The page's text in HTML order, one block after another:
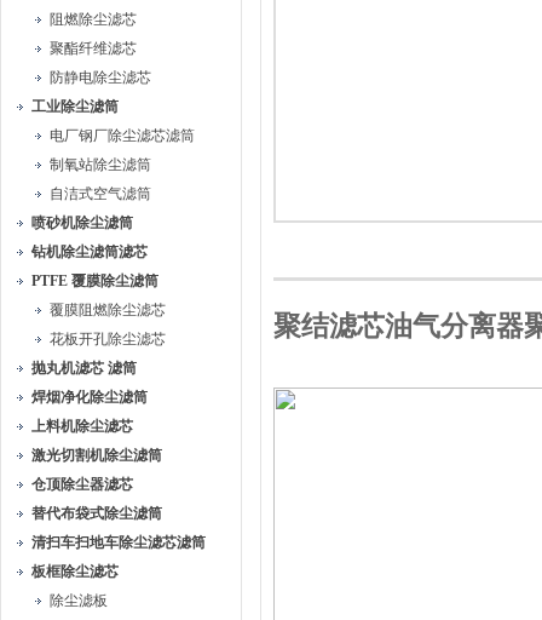
阻燃除尘滤芯
聚酯纤维滤芯
防静电除尘滤芯
工业除尘滤筒
电厂钢厂除尘滤芯滤筒
制氧站除尘滤筒
自洁式空气滤筒
喷砂机除尘滤筒
钻机除尘滤筒滤芯
PTFE 覆膜除尘滤筒
覆膜阻燃除尘滤芯
花板开孔除尘滤芯
抛丸机滤芯 滤筒
焊烟净化除尘滤筒
上料机除尘滤芯
激光切割机除尘滤筒
仓顶除尘器滤芯
替代布袋式除尘滤筒
清扫车扫地车除尘滤芯滤筒
板框除尘滤芯
除尘滤板
聚结滤芯油气分离器